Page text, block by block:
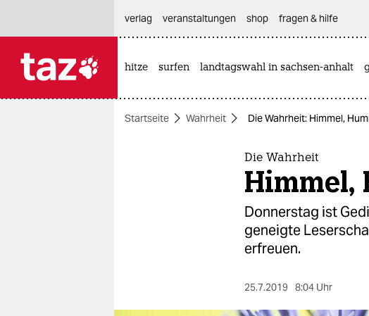
themen
verlag
veranstaltungen shop fragen & hilfe
hitze surfen landtagswahl in sachsen-anhalt
Startseite Wahrheit Die Wahrheit: Himmel,
Die Wahrheit
Himmel,
Donnerstag ist
geneigte
erfreuen.
25.7.2019 8:04 Uhr